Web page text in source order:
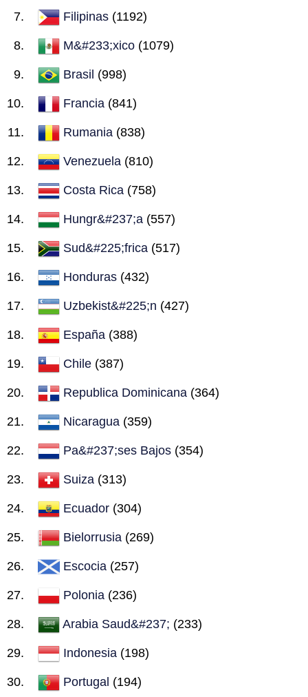
Filipinas (1192)
M&#233;xico (1079)
Brasil (998)
Francia (841)
Rumania (838)
Venezuela (810)
Costa Rica (758)
Hungr&#237;a (557)
Sud&#225;frica (517)
Honduras (432)
Uzbekist&#225;n (427)
España (388)
Chile (387)
Republica Dominicana (364)
Nicaragua (359)
Pa&#237;ses Bajos (354)
Suiza (313)
Ecuador (304)
Bielorrusia (269)
Escocia (257)
Polonia (236)
Arabia Saud&#237; (233)
Indonesia (198)
Portugal (194)